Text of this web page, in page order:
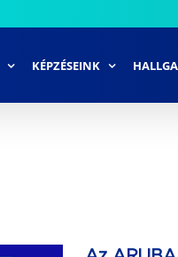
KÉPZÉSEINK